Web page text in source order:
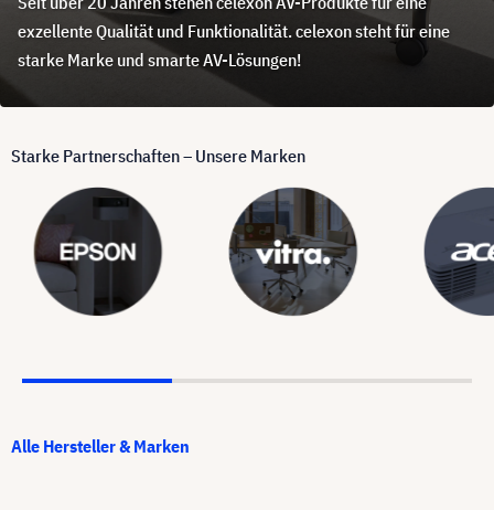
exzellente Qualität und Funktionalität. celexon steht für eine
starke Marke und smarte AV-Lösungen!
Starke Partnerschaften – Unsere Marken
Alle Hersteller & Marken